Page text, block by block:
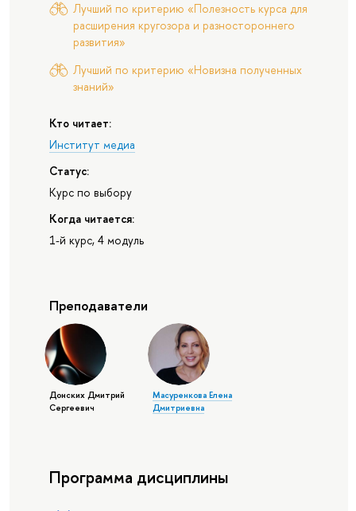
Лучший по критерию «Полезность курса для
расширения кругозора и разностороннего
развития»
Лучший по критерию «Новизна полученных
знаний»
Кто читает:
Институт медиа
Статус:
Курс по выбору
Когда читается:
1-й курс, 4 модуль
Преподаватели
Донских Дмитрий
Сергеевич
Масуренкова Елена
Дмитриевна
Программа дисциплины